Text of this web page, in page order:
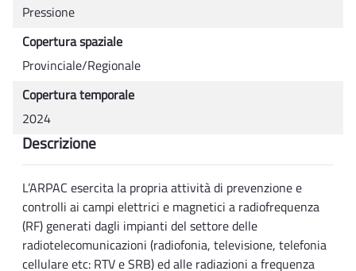
Pressione
Copertura spaziale
Provinciale/Regionale
Copertura temporale
2024
Descrizione
L’ARPAC esercita la propria attività di prevenzione e
controlli ai campi elettrici e magnetici a radiofrequenza
(RF) generati dagli impianti del settore delle
radiotelecomunicazioni (radiofonia, televisione, telefonia
cellulare etc: RTV e SRB) ed alle radiazioni a frequenza